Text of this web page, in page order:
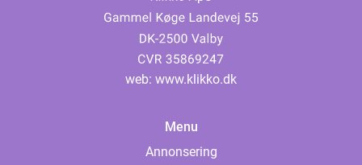
web: www.klikko.dk
Menu
Annonsering